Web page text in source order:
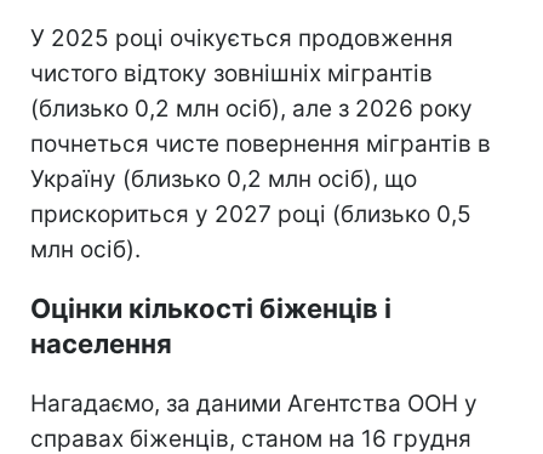
У 2025 році очікується продовження
чистого відтоку зовнішніх мігрантів
(близько 0,2 млн осіб), але з 2026 року
почнеться чисте повернення мігрантів в
Україну (близько 0,2 млн осіб), що
прискориться у 2027 році (близько 0,5
млн осіб).
Оцінки кількості біженців і
населення
Нагадаємо, за даними Агентства ООН у
справах біженців, станом на 16 грудня